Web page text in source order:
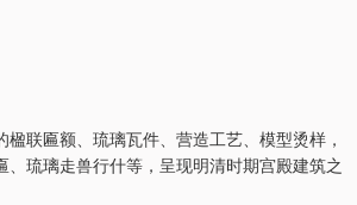
楹联匾额、琉璃瓦件、营造工艺、模型烫样，
琉璃走兽行什等，呈现明清时期宫殿建筑之